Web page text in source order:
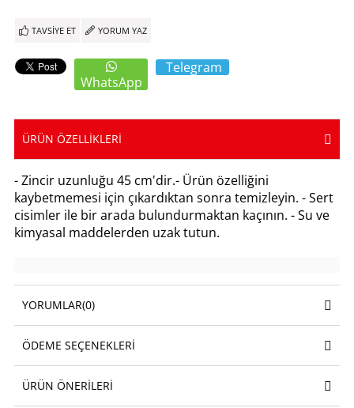
TAVSIYE ET YORUM YAZ
WhatsApp
Telegram
ÜRÜN ÖZELLIKLERI
- Zincir uzunluğu 45 cm'dir.- Ürün özelliğini
kaybetmemesi için çıkardıktan sonra temizleyin. - Sert
cisimler ile bir arada bulundurmaktan kaçının. - Su ve
kimyasal maddelerden uzak tutun.
YORUMLAR(0)
ÖDEME SEÇENEKLERI
ÜRÜN ÖNERILERI